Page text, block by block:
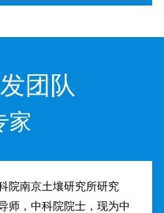
团队
家
院南京土壤研究所研究
师，中科院院士，现为中